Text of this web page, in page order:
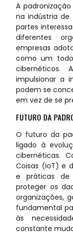
A
na indústria de
partes
diferentes
empresas
como um
cibernéticos.
impulsionar a
podem se
em vez de se
FUTURO DA
O futuro da
ligado à
cibernéticas.
Coisas (IoT) e
e práticas de
proteger os
organizações,
fundamental
às
constante